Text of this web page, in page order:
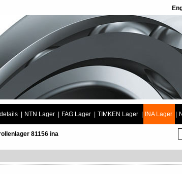
NTN Lager FAG Lager TIMKEN Lager INA Lager
81156 ina